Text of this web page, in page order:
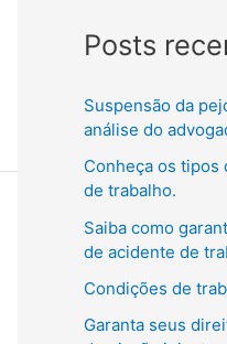
Posts
Suspensão da
análise do
Conheça os tipos
de trabalho.
Saiba como
de acidente de
Condições de
Garanta seus